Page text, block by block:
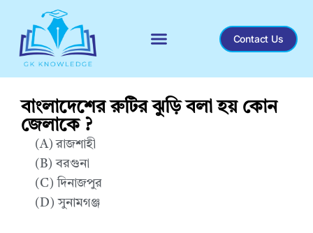
Contact Us
বাংলাদেশের রুটির ঝুড়ি বলা হয় কোন
জেলাকে ?
(A) রাজশাহী
(B) বরগুনা
(C) দিনাজপুর
(D) সুনামগঞ্জ